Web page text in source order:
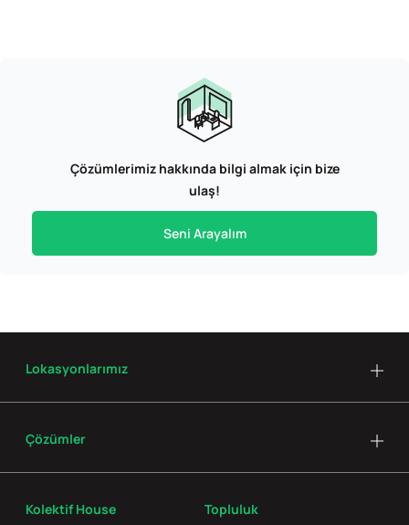
Çözümlerimiz hakkında bilgi almak için bize
ulaş!
Seni Arayalım
Kolektif House Topluluk
Lokasyonlarımız
Çözümler